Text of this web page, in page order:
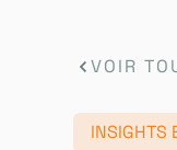
VOIR
INSIGHTS